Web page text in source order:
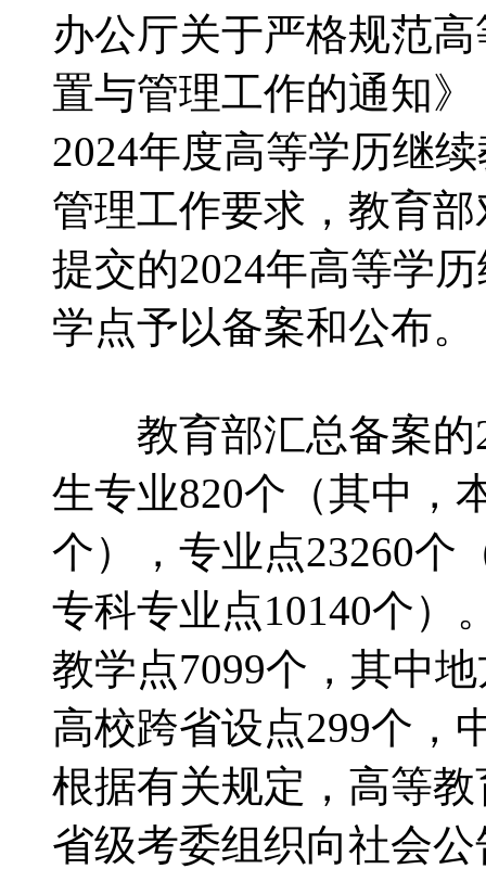
办公厅关于严格规范
置与管理工作的通知
2024年度高等学历继
管理工作要求，教育
提交的2024年高等学
学点予以备案和公布。
教育部汇总备案的
生专业820个（其中，
个），专业点23260个
专科专业点10140个）
教学点7099个，其中
高校跨省设点299个，
根据有关规定，高等
省级考委组织向社会公